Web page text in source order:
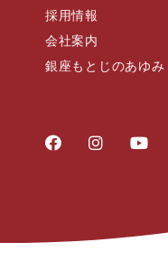
採用情報
会社案内
銀座もとじのあゆみ